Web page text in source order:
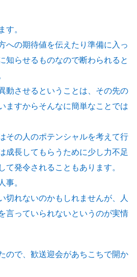
す。
への期待値を伝えたり準備に入っ
知らせるものなので断わられると
動させるということは、その先の
ますからそんなに簡単なことでは
その人のポテンシャルを考えて行
成長してもらうために少し力不足
て発令されることもあります。
事。
切れないのかもしれませんが、人
言っていられないというのが実情
ので、歓送迎会があちこちで開か